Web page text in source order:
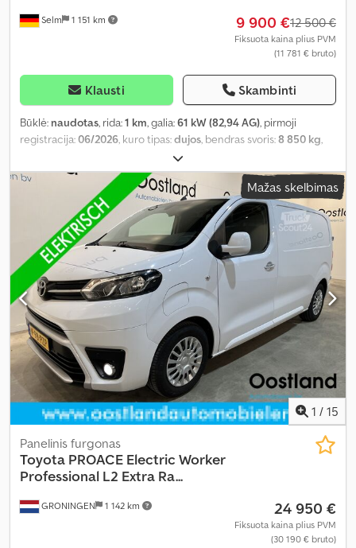
Selm 1 151 km 9 900 €12 500 €
Fiksuota kaina plius PVM
(11 781 € bruto)
Klausti Skambinti
Būklė: naudotas, rida:1 km, galia:61 kW (82,94 AG), pirmoji
registracija:06/2026, kuro tipas:dujos, bendras svoris:8 850 kg,
, spalva:oranžinė
automatinis, pakaba:kitas, sėdimų vietų skaičius:1, veikimo
7 382 h, Mažas skelbimas
1 / 15
GRONINGEN 1 142 km
Panelinis furgonas
Toyota PROACE Electric Worker
Professional L2 Extra Ra...
24 950 €
Fiksuota kaina plius PVM
(30 190 € bruto)